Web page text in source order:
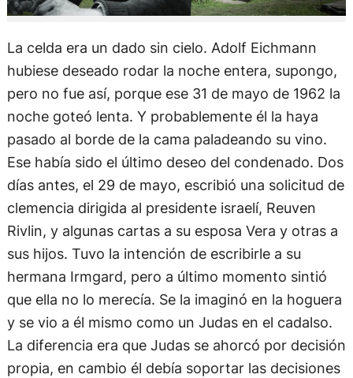
La celda era un dado sin cielo. Adolf Eichmann
hubiese deseado rodar la noche entera, supongo,
pero no fue así, porque ese 31 de mayo de 1962 la
noche goteó lenta. Y probablemente él la haya
pasado al borde de la cama paladeando su vino.
Ese había sido el último deseo del condenado. Dos
días antes, el 29 de mayo, escribió una solicitud de
clemencia dirigida al presidente israelí, Reuven
Rivlin, y algunas cartas a su esposa Vera y otras a
sus hijos. Tuvo la intención de escribirle a su
hermana Irmgard, pero a último momento sintió
que ella no lo merecía. Se la imaginó en la hoguera
y se vio a él mismo como un Judas en el cadalso.
La diferencia era que Judas se ahorcó por decisión
propia, en cambio él debía soportar las decisiones